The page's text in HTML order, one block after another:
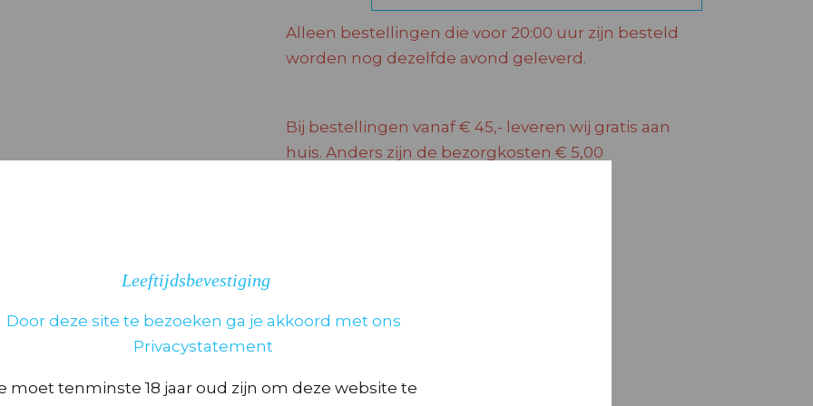
Leeftijdsbevestiging
Door deze site te bezoeken ga je akkoord met ons
Privacystatement
moet tenminste 18 jaar oud zijn om deze website te
Alleen bestellingen die voor 20:00 uur zijn besteld
worden nog dezelfde avond geleverd.
Bij bestellingen vanaf € 45,- leveren wij gratis aan
huis. Anders zijn de bezorgkosten € 5,00